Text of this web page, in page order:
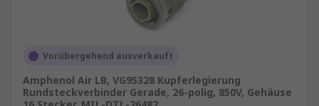
Vorübergehend ausverkauft
Amphenol Air LB, VG95328 Kupferlegierung
Rundsteckverbinder Gerade, 26-polig, 850V, Gehäuse